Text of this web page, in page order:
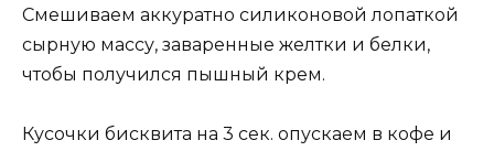
Смешиваем аккуратно силиконовой лопаткой
сырную массу, заваренные желтки и белки,
чтобы получился пышный крем.
Кусочки бисквита на 3 сек. опускаем в кофе и